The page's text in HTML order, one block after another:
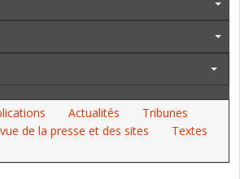
Actualités
Tribunes
de la presse et des sites
Textes